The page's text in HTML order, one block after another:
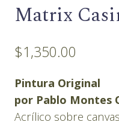
Matrix
$1,350.00
Pintura Original
por Pablo Montes
Acrílico sobre